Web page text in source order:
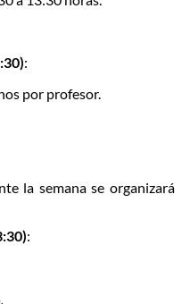
:
por profesor.
la semana se organizará
: